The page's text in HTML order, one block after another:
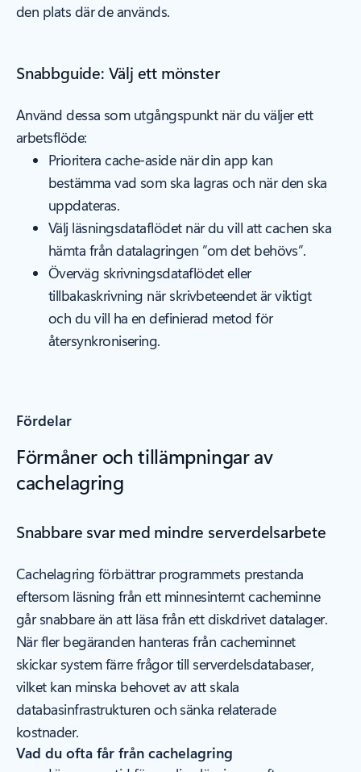
den plats där de används.
Snabbguide: Välj ett mönster
Använd dessa som utgångspunkt när du väljer ett
arbetsflöde:
Prioritera cache-aside när din app kan
bestämma vad som ska lagras och när den ska
uppdateras.
Välj läsningsdataflödet när du vill att cachen ska
hämta från datalagringen ”om det behövs”.
Överväg skrivningsdataflödet eller
tillbakaskrivning när skrivbeteendet är viktigt
och du vill ha en definierad metod för
återsynkronisering.
Fördelar
Förmåner och tillämpningar av
cachelagring
Snabbare svar med mindre serverdelsarbete
Cachelagring förbättrar programmets prestanda
eftersom läsning från ett minnesinternt cacheminne
går snabbare än att läsa från ett diskdrivet datalager.
När fler begäranden hanteras från cacheminnet
skickar system färre frågor till serverdelsdatabaser,
vilket kan minska behovet av att skala
databasinfrastrukturen och sänka relaterade
kostnader.
Vad du ofta får från cachelagring